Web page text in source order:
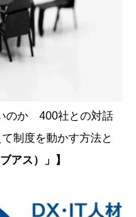
のか 400社との対話
制度を動かす方法と
アス）」】